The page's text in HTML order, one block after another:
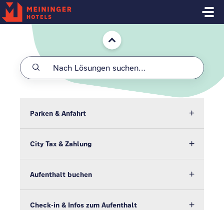
Zum hauptsächlichen Inhalt gehen
Parken & Anfahrt
City Tax & Zahlung
Aufenthalt buchen
Check-in & Infos zum Aufenthalt